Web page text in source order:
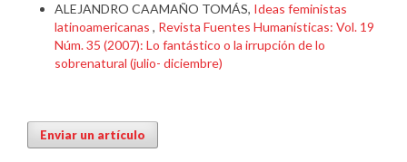
ALEJANDRO CAAMAÑO TOMÁS, Ideas feministas
latinoamericanas , Revista Fuentes Humanísticas: Vol. 19
Núm. 35 (2007): Lo fantástico o la irrupción de lo
sobrenatural (julio- diciembre)
Enviar un artículo